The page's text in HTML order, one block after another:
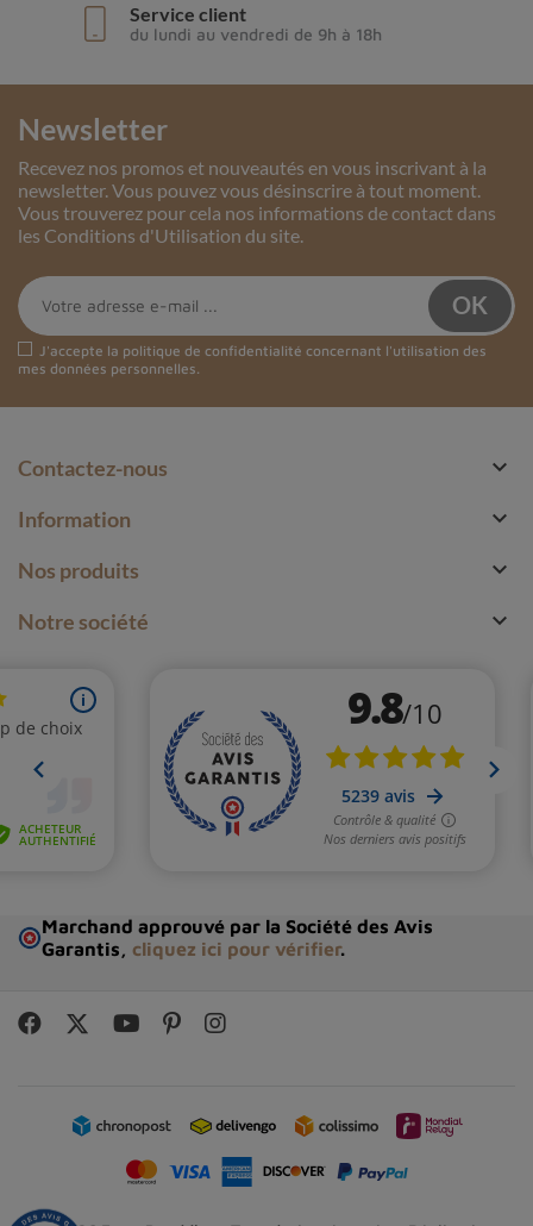
Service client
du lundi au vendredi de 9h à 18h
Newsletter
Recevez nos promos et nouveautés en vous inscrivant à la
newsletter. Vous pouvez vous désinscrire à tout moment.
Vous trouverez pour cela nos informations de contact dans
les Conditions d'Utilisation du site.
J'accepte la politique de confidentialité concernant l'utilisation des
mes données personnelles.
Contactez-nous 
Information 
Nos produits 
Notre société 
Marchand approuvé par la Société des Avis
Garantis, cliquez ici pour vérifier.